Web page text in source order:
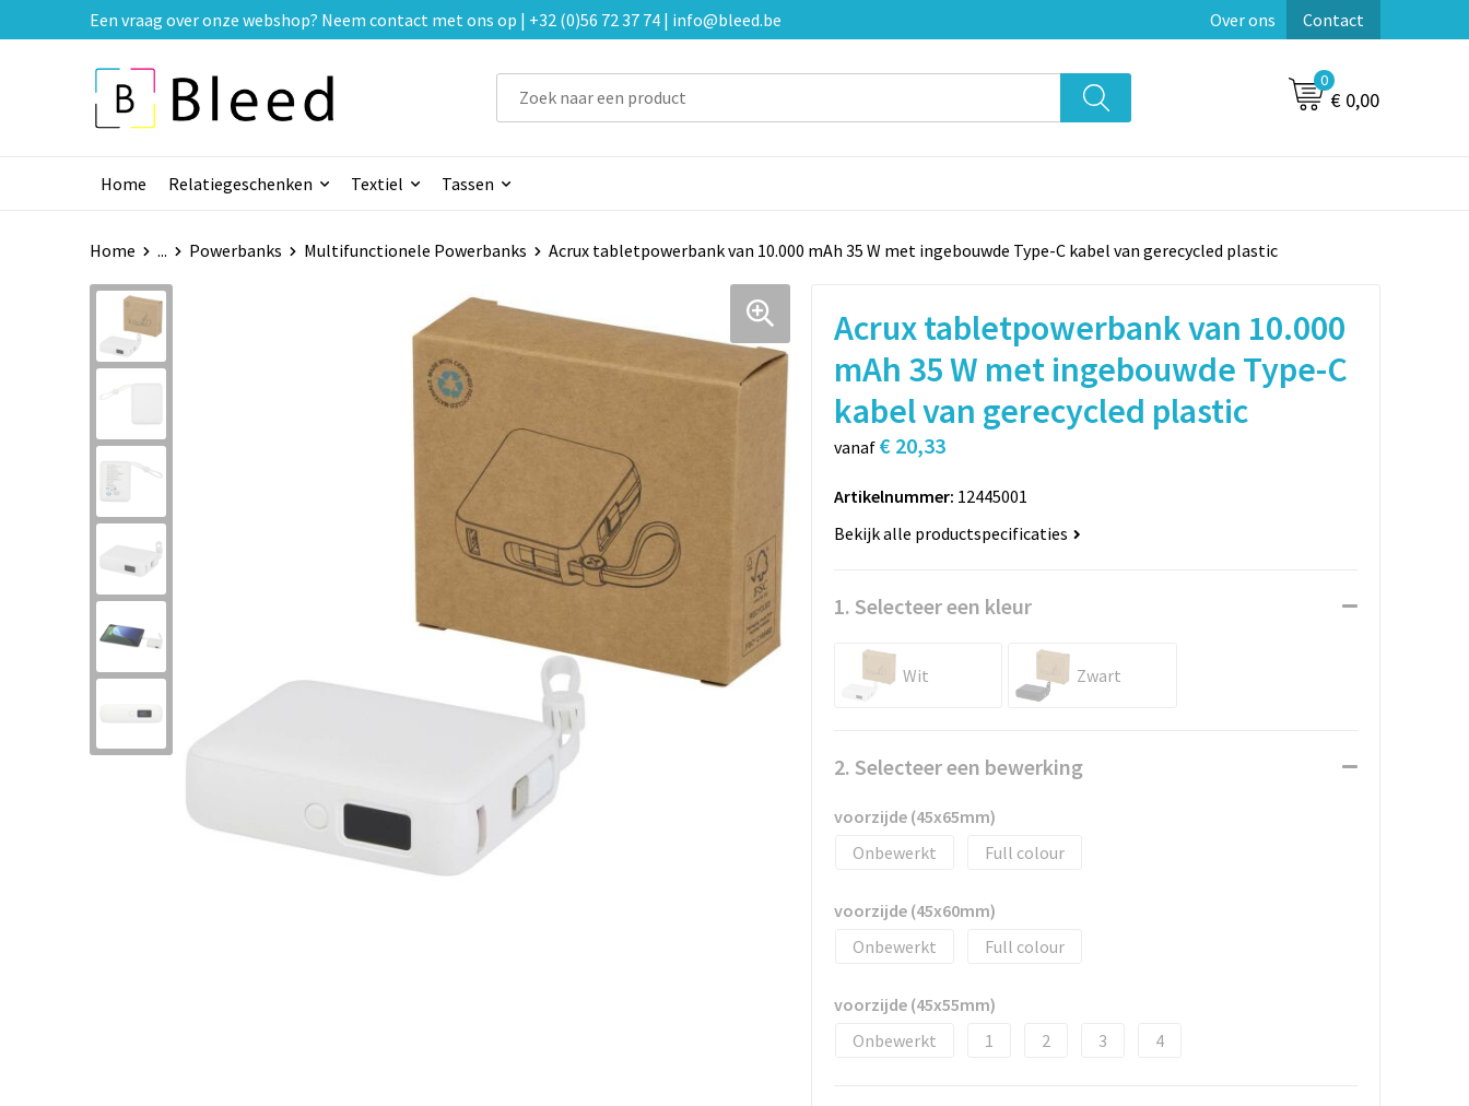
Een vraag over onze webshop? Neem contact met ons op | +32 (0)56 72 37 74 | info@bleed.be Over ons Contact
0
€ 0,00
Home Relatiegeschenken Textiel Tassen
Home ... Powerbanks Multifunctionele Powerbanks Acrux tabletpowerbank van 10.000 mAh 35 W met ingebouwde Type-C kabel van gerecycled plastic
Acrux tabletpowerbank van 10.000
mAh 35 W met ingebouwde Type-C
kabel van gerecycled plastic
vanaf € 20,33
Artikelnummer: 12445001
Bekijk alle productspecificaties
1. Selecteer een kleur
Wit Zwart
2. Selecteer een bewerking
voorzijde (45x65mm)
Onbewerkt
Full colour
voorzijde (45x60mm)
Onbewerkt
Full colour
voorzijde (45x55mm)
Onbewerkt
1 2 3 4